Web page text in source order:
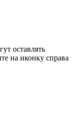
оставлять
на иконку справа